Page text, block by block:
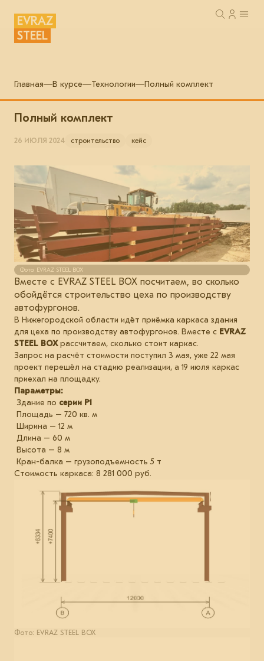
EVRAZ
STEEL
Главная В курсе Технологии Полный комплект
Полный комплект
26 ИЮЛЯ 2024 строительство кейс
Фото: EVRAZ STEEL BOX
Вместе с EVRAZ STEEL BOX посчитаем, во сколько
обойдётся строительство цеха по производству
автофургонов.
В Нижегородской области идёт приёмка каркаса здания
для цеха по производству автофургонов. Вместе с EVRAZ
STEEL BOXрассчитаем, сколько стоит каркас.
Запрос на расчёт стоимости поступил 3 мая, уже 22 мая
проект перешёл на стадию реализации, а 19 июля каркас
приехал на площадку.
Параметры:
Здание по серии Р1
Площадь – 720 кв. м
Ширина – 12 м
Длина – 60 м
Высота – 8 м
Кран-балка – грузоподъемность 5 т
Стоимость каркаса: 8 281 000 руб.
Фото: EVRAZ STEEL BOX